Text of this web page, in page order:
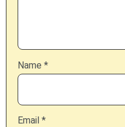
Name *
Email *